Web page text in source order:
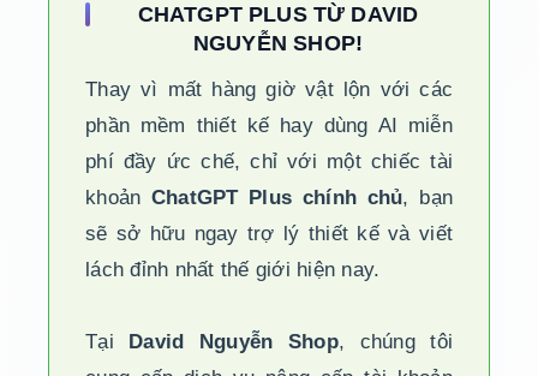
CHATGPT PLUS TỪ DAVID
NGUYỄN SHOP!
Thay vì mất hàng giờ vật lộn với các
phần mềm thiết kế hay dùng AI miễn
phí đầy ức chế, chỉ với một chiếc tài
khoản ChatGPT Plus chính chủ, bạn
sẽ sở hữu ngay trợ lý thiết kế và viết
lách đỉnh nhất thế giới hiện nay.
Tại David Nguyễn Shop, chúng tôi